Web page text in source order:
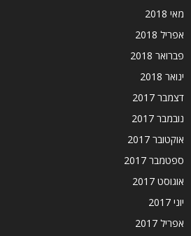
מאי 2018
אפריל 2018
פברואר 2018
ינואר 2018
דצמבר 2017
נובמבר 2017
אוקטובר 2017
ספטמבר 2017
אוגוסט 2017
יוני 2017
אפריל 2017